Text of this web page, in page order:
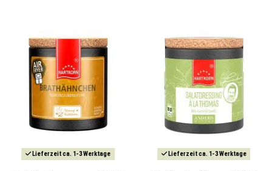
Lieferzeit ca. 1-3 Werktage Lieferzeit ca. 1-3 Werktage